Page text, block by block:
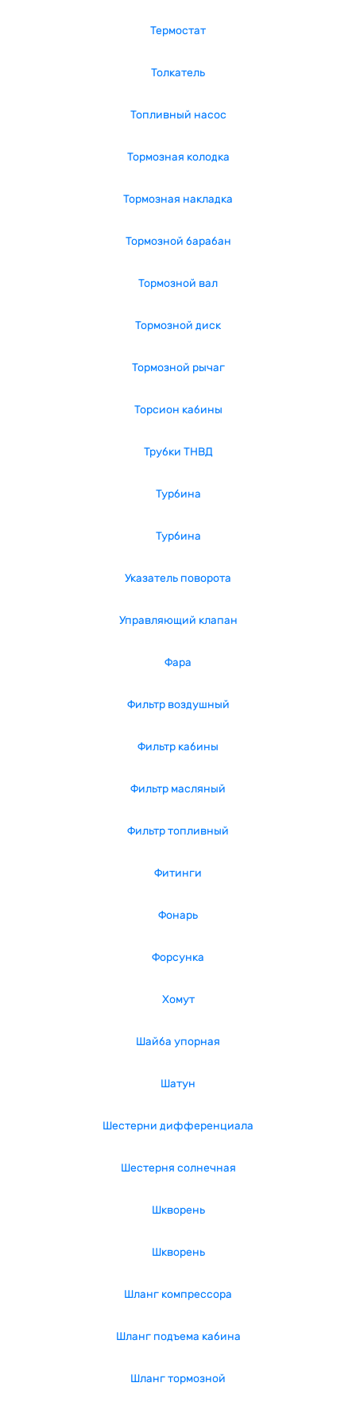
Термостат
Толкатель
Топливный насос
Тормозная колодка
Тормозная накладка
Тормозной барабан
Тормозной вал
Тормозной диск
Тормозной рычаг
Торсион кабины
Трубки ТНВД
Турбина
Турбина
Указатель поворота
Управляющий клапан
Фара
Фильтр воздушный
Фильтр кабины
Фильтр масляный
Фильтр топливный
Фитинги
Фонарь
Форсунка
Хомут
Шайба упорная
Шатун
Шестерни дифференциала
Шестерня солнечная
Шкворень
Шкворень
Шланг компрессора
Шланг подъема кабина
Шланг тормозной